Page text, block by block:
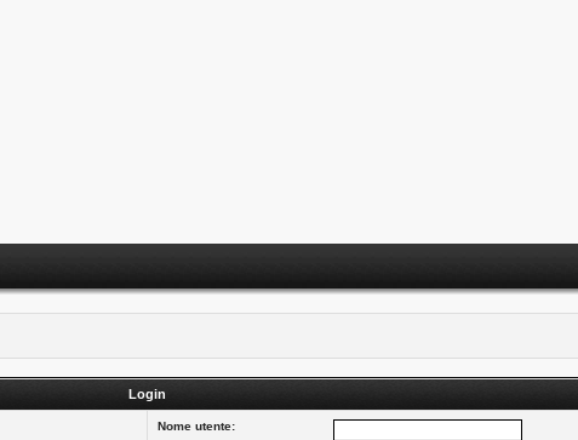
Login
Nome utente: